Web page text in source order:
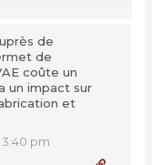
de
de
coûte un
un impact sur
et
3:40 pm